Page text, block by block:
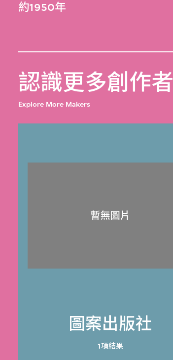
約1950年
認識更多創作者
Explore More Makers
圖案出版社
1項結果